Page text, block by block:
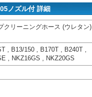
ノズル付 詳細
クリーニングホース (ウレタン)
, B13/150 , B170T , B240T ,
, NKZ16GS , NKZ20GS